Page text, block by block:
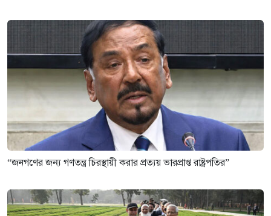
“জনগণের জন্য গণতন্ত্র চিরস্থায়ী করার প্রত্যয় ভারপ্রাপ্ত রাষ্ট্রপতির”